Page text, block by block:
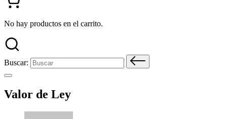
No hay productos en el carrito.
Buscar:
Valor de Ley